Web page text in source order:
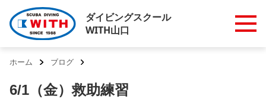
ダイビングスクール
WITH山口
ホーム ブログ
6/1（金）救助練習